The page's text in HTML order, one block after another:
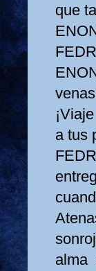
que
a tus
alma